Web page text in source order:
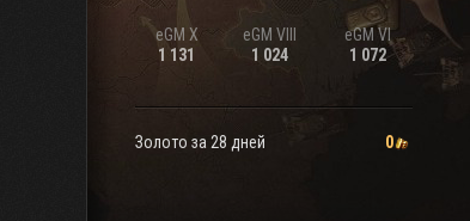
eGM X
1 131
eGM VIII
1 024
eGM VI
1 072
Золото за 28 дней 0